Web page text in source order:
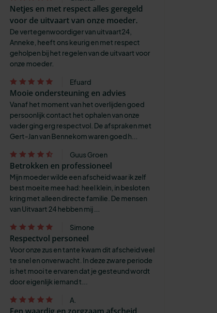
Netjes en met respect alles geregeld
voor de uitvaart van onze moeder.
De vertegenwoordiger van uitvaart24,
Anneke, heeft ons keurig en met respect
geholpen bij het regelen van de uitvaart voor
onze moeder.
Efuard
Mooie ondersteuning en advies
Vanaf het moment van het overlijden goed
persoonlijk contact het ophalen van onze
vader ging erg respectvol. De afspraken met
Gert-Jan van Bennekom waren goed h...
Guus Groen
Betrokken en professioneel
Mijn moeder wilde een afscheid waar ik zelf
best moeite mee had: heel klein, in besloten
kring met alleen directe familie. De mensen
van Uitvaart 24 hebben mij ...
Simone
Respectvol personeel
Voor onze zus en tante kwam dit afscheid veel
te snel en onverwacht. In deze zware periode
is het mooi te ervaren dat je gesteund wordt
door eigenlijk iemand t...
A.